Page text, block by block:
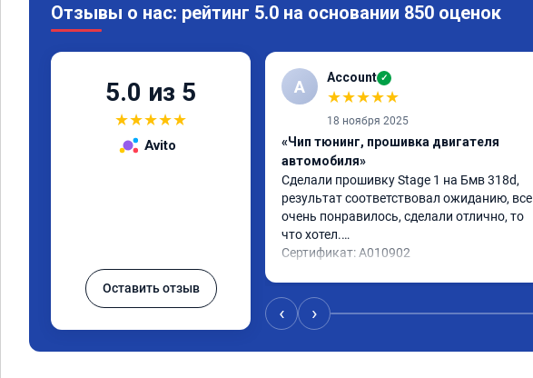
Отзывы о нас: рейтинг 5.0 на основании 850 оценок
5.0 из 5
★★★★★
Avito
Оставить отзыв
A Account ✓
★★★★★
18 ноября 2025
«Чип тюнинг, прошивка двигателя
автомобиля»
Сделали прошивку Stage 1 на Бмв 318d,
результат соответствовал ожиданию, все
очень понравилось, сделали отлично, то
что хотел.
Сертификат: A010902
‹ ›